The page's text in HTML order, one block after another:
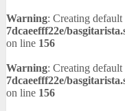
Warning: Creating
7dcaeefff22e/
on line 156
Warning: Creating
7dcaeefff22e/
on line 156